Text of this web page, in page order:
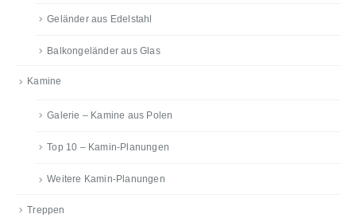
Geländer aus Edelstahl
Balkongeländer aus Glas
Kamine
Galerie – Kamine aus Polen
Top 10 – Kamin-Planungen
Weitere Kamin-Planungen
Treppen